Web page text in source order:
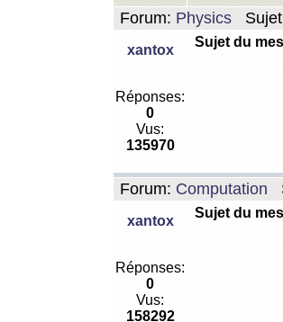
Forum: Physics
xantox
Sujet du
Réponses:
0
Vus:
135970
Forum: Computation
xantox
Sujet du
Réponses:
0
Vus:
158292